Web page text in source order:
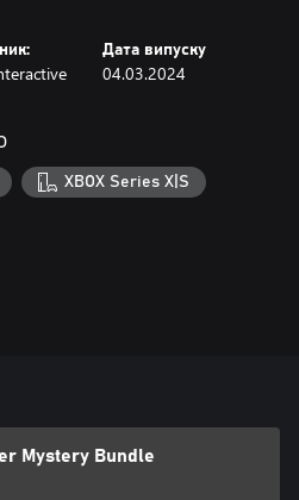
Дата випуску
04.03.2024
XBOX Series X|S
Mystery Bundle